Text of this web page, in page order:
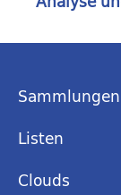
Sammlungen
Listen
Clouds